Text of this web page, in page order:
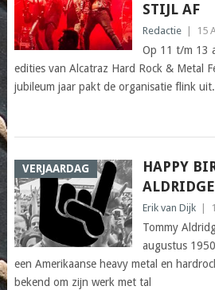
STIJL AF
Redactie 15
Op 11 t/m 13
edities van Alcatraz Hard Rock & Metal
jubileum jaar pakt de organisatie flink
VERJAARDAG
HAPPY
ALDRIDGE
Erik van Dijk
Tommy
augustus
een Amerikaanse heavy metal en
bekend om zijn werk met tal